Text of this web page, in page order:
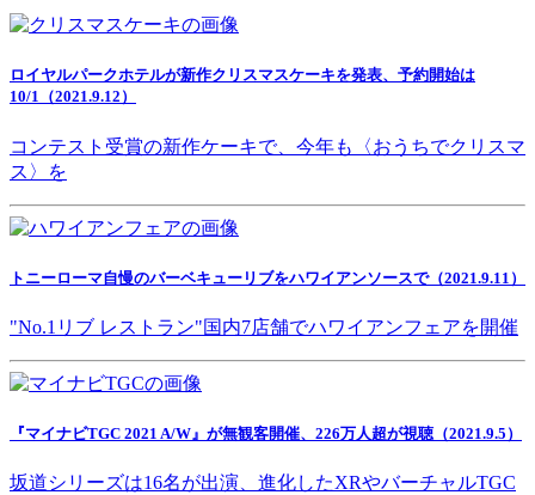
ロイヤルパークホテルが新作クリスマスケーキを発表、予約開始は
10/1（2021.9.12）
コンテスト受賞の新作ケーキで、今年も〈おうちでクリスマ
ス〉を
トニーローマ自慢のバーベキューリブをハワイアンソースで（2021.9.11）
"No.1リブ レストラン"国内7店舗でハワイアンフェアを開催
『マイナビTGC 2021 A/W』が無観客開催、226万人超が視聴（2021.9.5）
坂道シリーズは16名が出演、進化したXRやバーチャルTGC